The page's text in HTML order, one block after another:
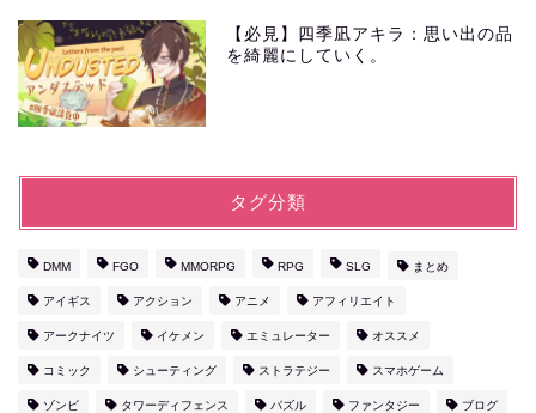
【必見】四季凪アキラ：思い出の品
を綺麗にしていく。
タグ分類
DMM FGO MMORPG RPG SLG まとめ
アイギス アクション アニメ アフィリエイト
アークナイツ イケメン エミュレーター オススメ
コミック シューティング ストラテジー スマホゲーム
ゾンビ タワーディフェンス パズル ファンタジー ブログ